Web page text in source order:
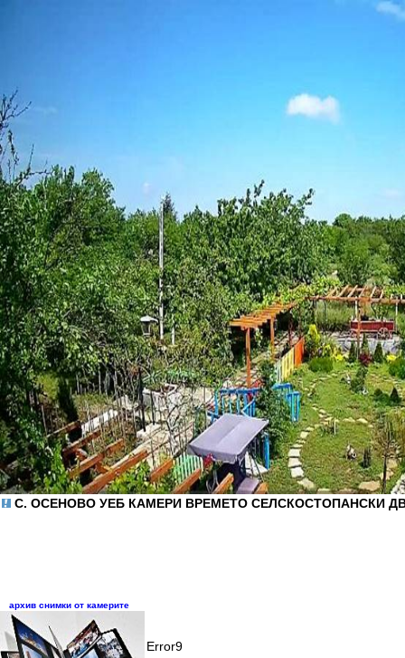
С. ОСЕНОВО УЕБ КАМЕРИ ВРЕМЕТО СЕЛСКОСТОПАНСКИ
Error9
архив снимки от камерите